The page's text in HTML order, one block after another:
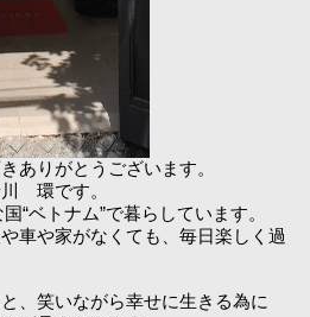
ありがとうございます。
環です。
“ベトナム”で暮らしています。
車や家がなくても、毎日楽しく過
、笑いながら幸せに生きる為に